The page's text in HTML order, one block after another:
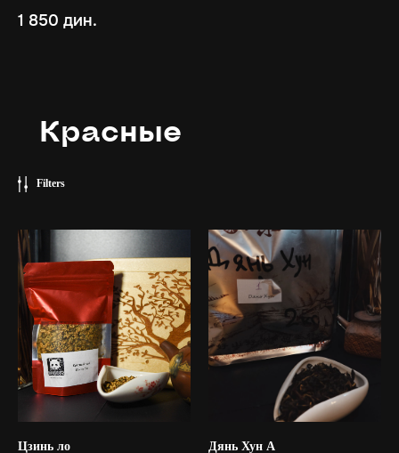
1 850 дин.
Красные
Filters
Цзинь ло Дянь Хун А